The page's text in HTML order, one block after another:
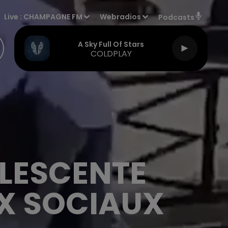
Live : CHAMPAGNE FM Webradios Podcasts
A Sky Full Of Stars
COLDPLAY
SOCIAUX